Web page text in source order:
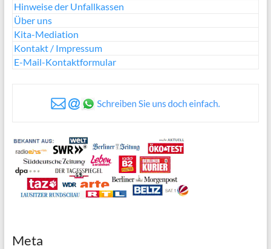
Hinweise der Unfallkassen
Über uns
Kita-Mediation
Kontakt / Impressum
E-Mail-Kontaktformular
Meta